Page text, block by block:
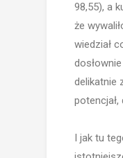
98,55), a
że
wiedział
delikatnie
I jak tu